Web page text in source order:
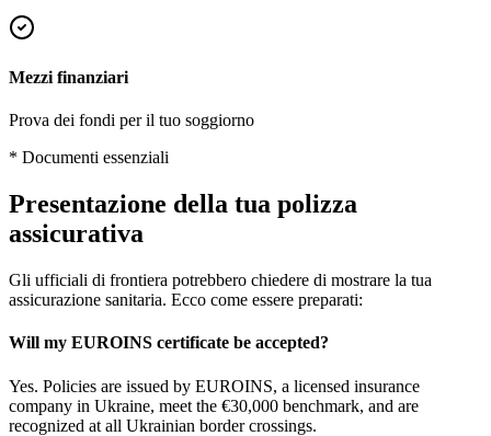
Mezzi finanziari
Prova dei fondi per il tuo soggiorno
* Documenti essenziali
Presentazione della tua polizza
assicurativa
Gli ufficiali di frontiera potrebbero chiedere di mostrare la tua
assicurazione sanitaria. Ecco come essere preparati:
Will my EUROINS certificate be accepted?
Yes. Policies are issued by EUROINS, a licensed insurance
company in Ukraine, meet the €30,000 benchmark, and are
recognized at all Ukrainian border crossings.